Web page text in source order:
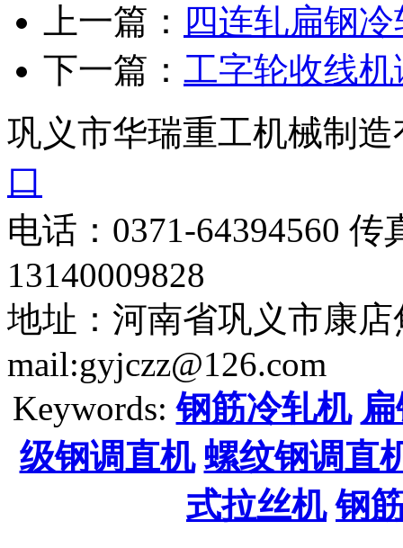
上一篇： 四连轧扁钢
下一篇： 工字轮收线
巩义市华瑞重工机械制
口
电话：0371-64394560 传
13140009828
地址：河南省巩义市康
mail:gyjczz@126.com
Keywords:钢筋冷轧机
级钢调直机 螺纹钢调直
式拉丝机 钢